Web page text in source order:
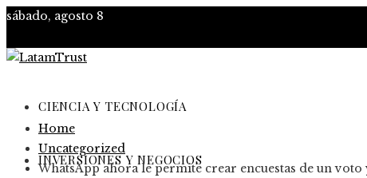
sábado, agosto 8
CIENCIA Y TECNOLOGÍA
INVERSIONES Y NEGOCIOS
Home
Uncategorized
WhatsApp ahora le permite crear encuestas de un